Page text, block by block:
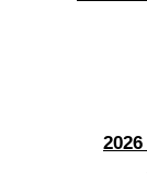
(34) بين الحسم والتوازن: ماذا تكشف حرب 2026